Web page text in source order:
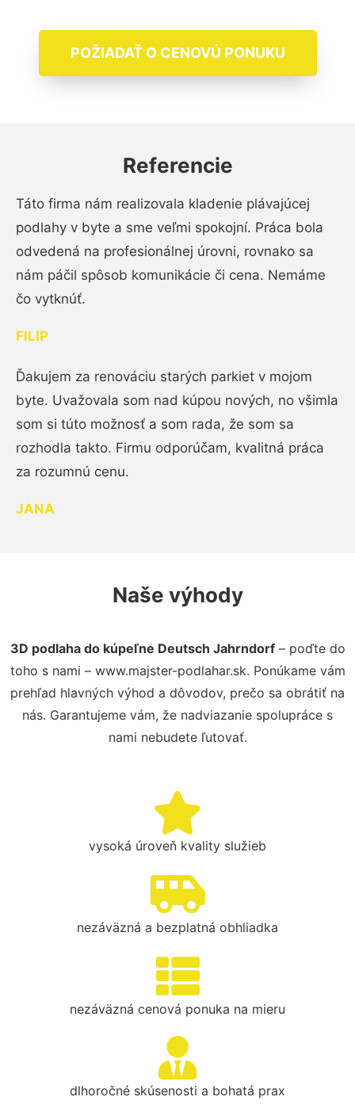
POŽIADAŤ O CENOVÚ PONUKU
Referencie
Táto firma nám realizovala kladenie plávajúcej
podlahy v byte a sme veľmi spokojní. Práca bola
odvedená na profesionálnej úrovni, rovnako sa
nám páčil spôsob komunikácie či cena. Nemáme
čo vytknúť.
FILIP
Ďakujem za renováciu starých parkiet v mojom
byte. Uvažovala som nad kúpou nových, no všimla
som si túto možnosť a som rada, že som sa
rozhodla takto. Firmu odporúčam, kvalitná práca
za rozumnú cenu.
JANA
Naše výhody
3D podlaha do kúpeľne Deutsch Jahrndorf– poďte do
toho s nami – www.majster-podlahar.sk. Ponúkame vám
prehľad hlavných výhod a dôvodov, prečo sa obrátiť na
nás. Garantujeme vám, že nadviazanie spolupráce s
nami nebudete ľutovať.
vysoká úroveň kvality služieb
nezáväzná a bezplatná obhliadka
nezáväzná cenová ponuka na mieru
dlhoročné skúsenosti a bohatá prax